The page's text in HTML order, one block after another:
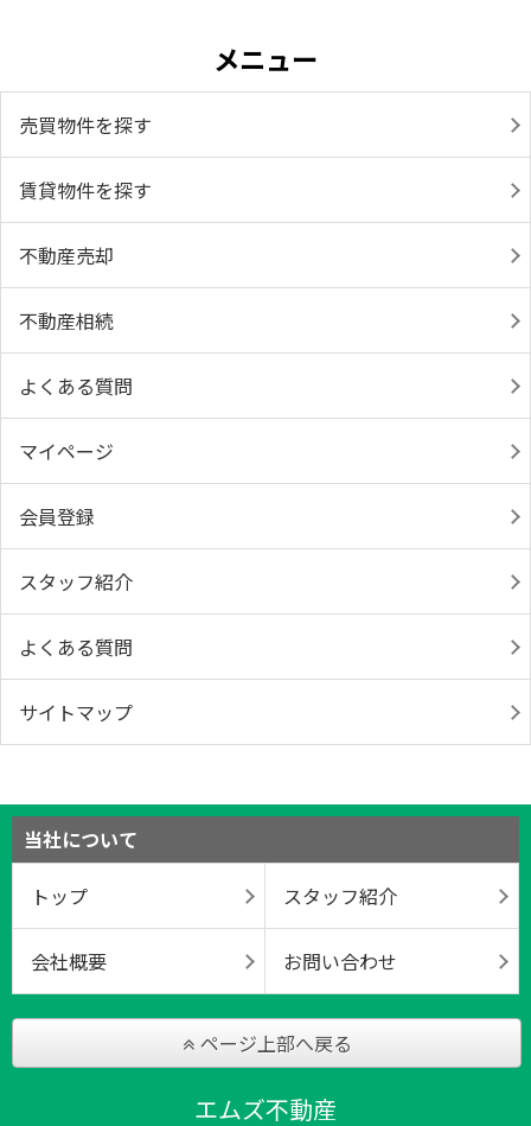
メニュー
売買物件を探す
賃貸物件を探す
不動産売却
不動産相続
よくある質問
マイページ
会員登録
スタッフ紹介
よくある質問
サイトマップ
当社について
トップ
スタッフ紹介
会社概要 お問い合わせ
ページ上部へ戻る
エムズ不動産